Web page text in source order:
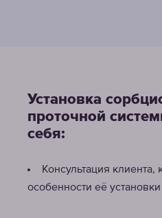
Установка
проточной
себя:
Консультация
особенности её установки